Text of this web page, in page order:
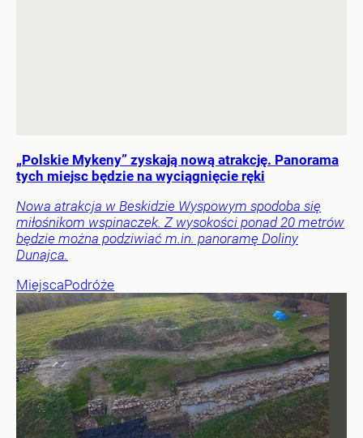
„Polskie Mykeny” zyskają nową atrakcję. Panorama
tych miejsc będzie na wyciągnięcie ręki
Nowa atrakcja w Beskidzie Wyspowym spodoba się
miłośnikom wspinaczek. Z wysokości ponad 20 metrów
będzie można podziwiać m.in. panoramę Doliny
Dunajca.
MiejscaPodróże